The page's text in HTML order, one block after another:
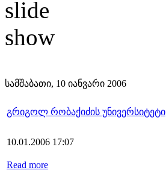
სამშაბათი, 10 იანვარი 2006
გრიგოლ რობაქიძის უნივერსიტეტი
10.01.2006 17:07
Read more